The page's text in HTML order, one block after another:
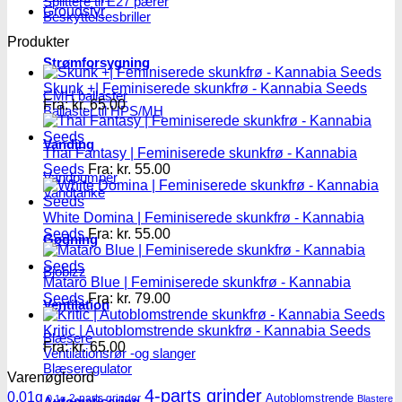
Beskyttelsesbriller
Strømforsygning
CMH ballaster
Ballaster til HPS/MH
Vanding
Vandpumper
Vandtanke
Gødning
Biobizz
Ventilation
Blæsere
Ventilationsrør -og slanger
Blæseregulator
Groudstyr
Produkter
Skunk +| Feminiserede skunkfrø - Kannabia Seeds
Fra:kr.65.00
Thai Fantasy | Feminiserede skunkfrø - Kannabia
Seeds Fra: kr. 55.00
White Domina | Feminiserede skunkfrø - Kannabia
Seeds Fra: kr. 55.00
Mataro Blue | Feminiserede skunkfrø - Kannabia
Seeds Fra: kr. 79.00
Kritic | Autoblomstrende skunkfrø - Kannabia Seeds
Fra:kr.65.00
Varenøgleord
0.01g 0.1g 2-parts grinder 4-parts grinder Autoblomstrende Blastere